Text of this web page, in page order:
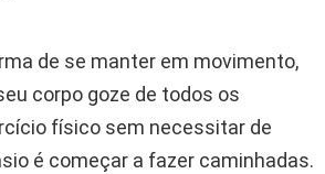
de se manter em movimento,
corpo goze de todos os
físico sem necessitar de
é começar a fazer caminhadas.